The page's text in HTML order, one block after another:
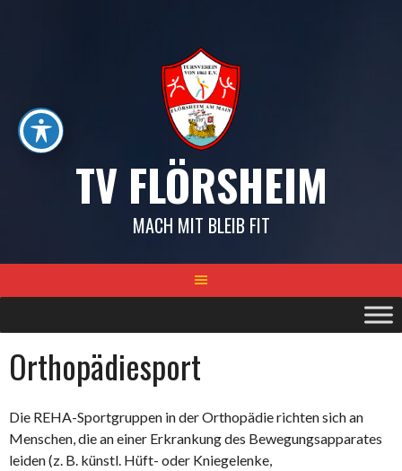
TV FLÖRSHEIM
MACH MIT BLEIB FIT
Orthopädiesport
Die REHA-Sportgruppen in der Orthopädie richten sich an
Menschen, die an einer Erkrankung des Bewegungsapparates
leiden (z. B. künstl. Hüft- oder Kniegelenke,